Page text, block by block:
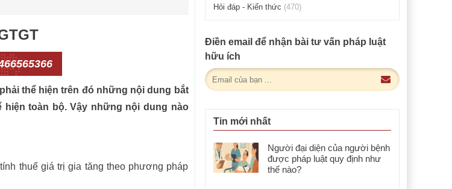
thể hiện trên đó những nội dung bắt
hiện toàn bộ. Vậy những nội dung nào
thuế giá trị gia tăng theo phương pháp
Hỏi đáp - Kiến thức (470)
Điền email để nhận bài tư vấn pháp luật
hữu ích
Tin mới nhất
Người đại diện của người bệnh
được pháp luật quy định như
thế nào?